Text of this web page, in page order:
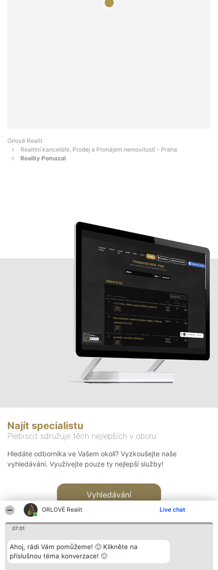
ORLOVÉ Realit Live chat
07:01
Ahoj, rádi Vám pomůžeme! 🙂 Klikněte na
příslušnou téma konverzace! 🙂
Orlové Realit
Realitní kanceláře, Prodej a Pronájem nemovitostí - Praha
Reality Pomazal
Najít specialistu
Plebiscit sdružuje těch nejlepších v oboru
Hledáte odborníka ve Vašem okolí? Vyzkoušejte naše
vyhledávání. Využívejte pouze ty nejlepší služby!
Vyhledávání